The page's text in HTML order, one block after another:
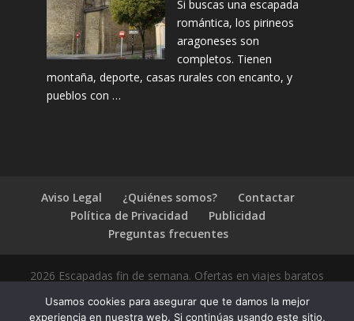
Si buscas una escapada
romántica, los pirineos
aragoneses son
completos. Tienen
montaña, deporte, casas rurales con encanto, y
pueblos con …
Aviso Legal ¿Quiénes somos?
Contactar
Política de Privacidad
Publicidad
Preguntas frecuentes
2026 Escapadas fin de semana. Ofertas en viajes baratos
Usamos cookies para asegurar que te damos la mejor
experiencia en nuestra web. Si continúas usando este sitio,